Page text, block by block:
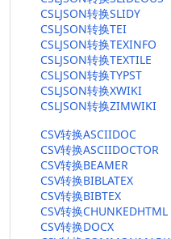
CSLJSON转换SLIDY
CSLJSON转换TEI
CSLJSON转换TEXINFO
CSLJSON转换TEXTILE
CSLJSON转换TYPST
CSLJSON转换XWIKI
CSLJSON转换ZIMWIKI
CSV转换ASCIIDOC
CSV转换ASCIIDOCTOR
CSV转换BEAMER
CSV转换BIBLATEX
CSV转换BIBTEX
CSV转换CHUNKEDHTML
CSV转换DOCX